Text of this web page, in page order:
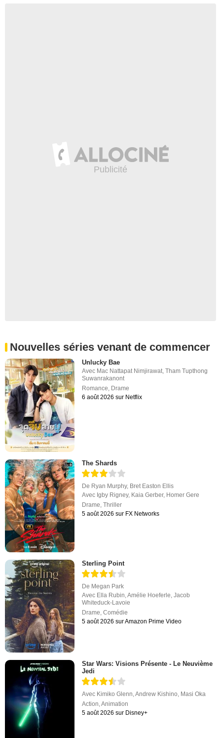
Nouvelles séries venant de commencer
Unlucky Bae
Avec Mac Nattapat Nimjirawat,Tham Tupthong
Suwanrakanont
Romance, Drame
6 août 2026 sur Netflix
The Shards
De Ryan Murphy, Bret Easton Ellis
Avec Igby Rigney, Kaia Gerber, Homer Gere
Drame ,Thriller
5 août 2026 sur FX Networks
Sterling Point
De Megan Park
Avec Ella Rubin,Amélie Hoeferle,Jacob
Whiteduck-Lavoie
Drame,Comédie
5 août 2026 sur Amazon Prime Video
Star Wars: Visions Présente - Le Neuvième
Jedi
Avec Kimiko Glenn,Andrew Kishino, Masi Oka
Action,Animation
5 août 2026 sur Disney+